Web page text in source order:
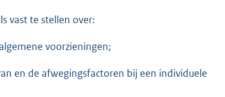
vast te stellen over:
voorzieningen;
en de afwegingsfactoren bij een individuele